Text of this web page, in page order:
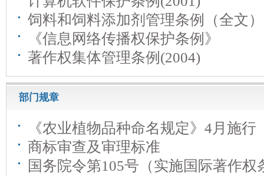
饲料和饲料添加剂管理条例（全文）
《信息网络传播权保护条例》
著作权集体管理条例(2004)
部门规章
《农业植物品种命名规定》4月施行
商标审查及审理标准
国务院令第105号（实施国际著作权